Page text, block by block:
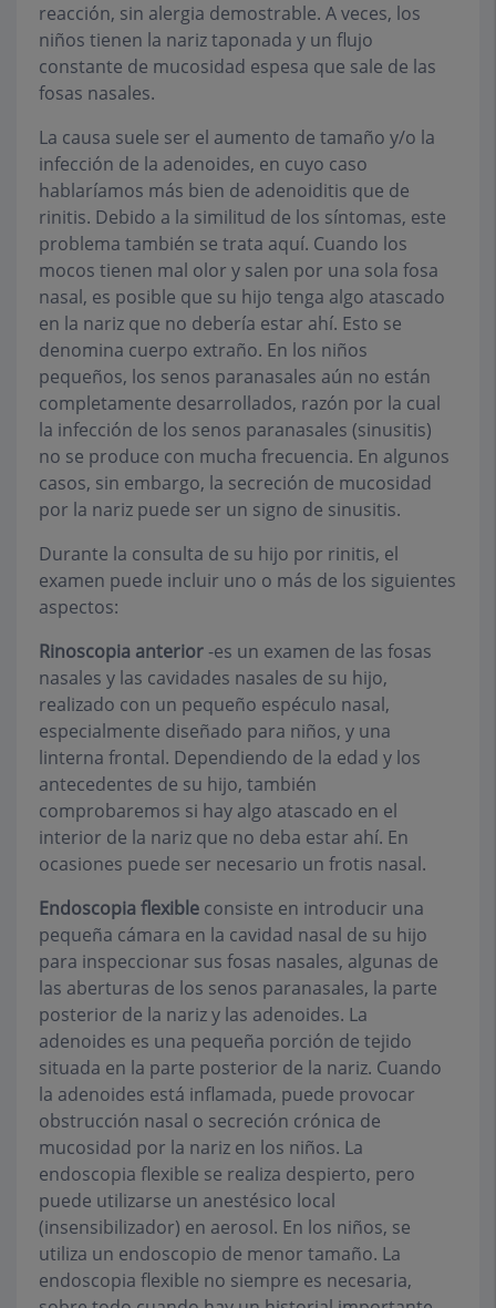
reacción, sin alergia demostrable. A veces, los
niños tienen la nariz taponada y un flujo
constante de mucosidad espesa que sale de las
fosas nasales.
La causa suele ser el aumento de tamaño y/o la
infección de la adenoides, en cuyo caso
hablaríamos más bien de adenoiditis que de
rinitis. Debido a la similitud de los síntomas, este
problema también se trata aquí. Cuando los
mocos tienen mal olor y salen por una sola fosa
nasal, es posible que su hijo tenga algo atascado
en la nariz que no debería estar ahí. Esto se
denomina cuerpo extraño. En los niños
pequeños, los senos paranasales aún no están
completamente desarrollados, razón por la cual
la infección de los senos paranasales (sinusitis)
no se produce con mucha frecuencia. En algunos
casos, sin embargo, la secreción de mucosidad
por la nariz puede ser un signo de sinusitis.
Durante la consulta de su hijo por rinitis, el
examen puede incluir uno o más de los siguientes
aspectos:
Rinoscopia anterior-es un examen de las fosas
nasales y las cavidades nasales de su hijo,
realizado con un pequeño espéculo nasal,
especialmente diseñado para niños, y una
linterna frontal. Dependiendo de la edad y los
antecedentes de su hijo, también
comprobaremos si hay algo atascado en el
interior de la nariz que no deba estar ahí. En
ocasiones puede ser necesario un frotis nasal.
Endoscopia flexible consiste en introducir una
pequeña cámara en la cavidad nasal de su hijo
para inspeccionar sus fosas nasales, algunas de
las aberturas de los senos paranasales, la parte
posterior de la nariz y las adenoides. La
adenoides es una pequeña porción de tejido
situada en la parte posterior de la nariz. Cuando
la adenoides está inflamada, puede provocar
obstrucción nasal o secreción crónica de
mucosidad por la nariz en los niños. La
endoscopia flexible se realiza despierto, pero
puede utilizarse un anestésico local
(insensibilizador) en aerosol. En los niños, se
utiliza un endoscopio de menor tamaño. La
endoscopia flexible no siempre es necesaria,